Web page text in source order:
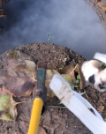
INONDATION
RECHERCHER